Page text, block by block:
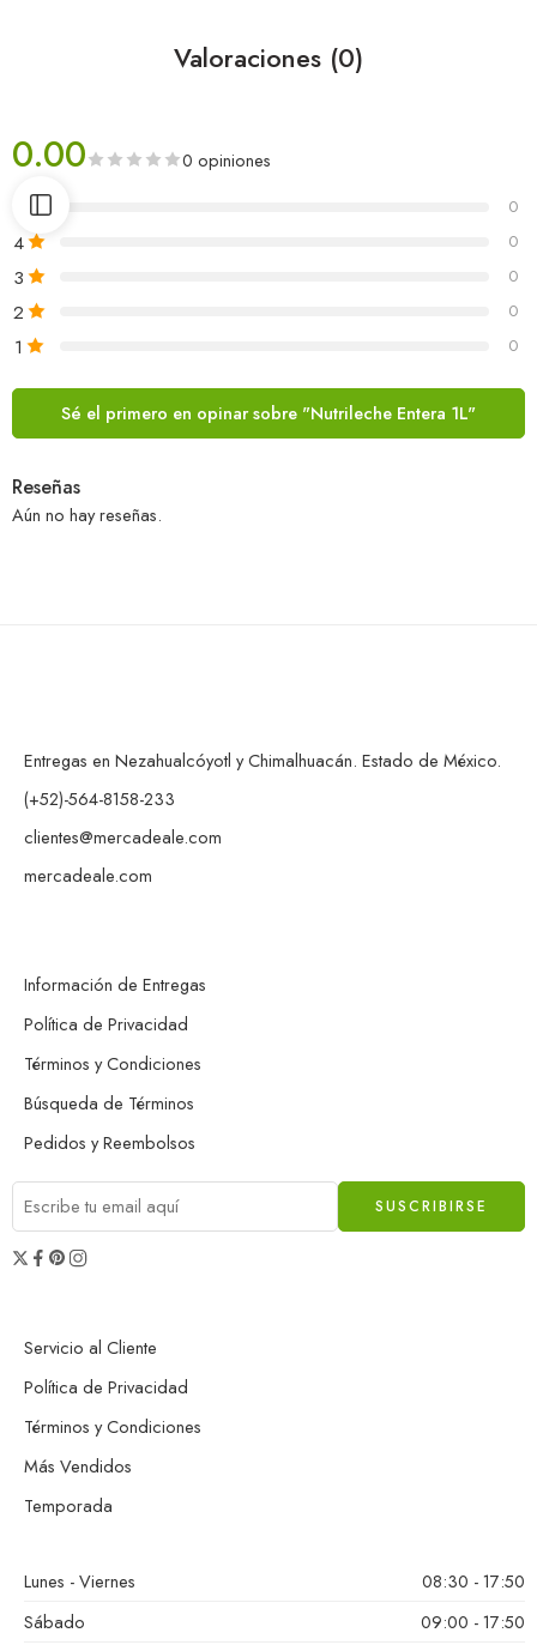
Valoraciones (0)
0.00 0 opiniones
0
4 0
3 0
2 0
1 0
Sé el primero en opinar sobre "Nutrileche Entera 1L"
Reseñas
Aún no hay reseñas.
Entregas en Nezahualcóyotl y Chimalhuacán. Estado de México.
(+52)-564-8158-233
clientes@mercadeale.com
mercadeale.com
Información de Entregas
Política de Privacidad
Términos y Condiciones
Búsqueda de Términos
Pedidos y Reembolsos
Servicio al Cliente
Política de Privacidad
Términos y Condiciones
Más Vendidos
Temporada
Lunes - Viernes
08:30 - 17:50
Sábado
09:00 - 17:50